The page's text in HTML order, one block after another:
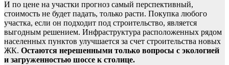
И по цене на участки прогноз самый перспективный,
стоимость не будет падать, только расти. Покупка любого
участка, если он подходит под строительство, является
выгодным решением. Инфраструктура расположенных рядом
населенных пунктов улучшается за счет строительства новых
ЖК. Остаются нерешенными только вопросы с экологией
и загруженностью шоссе к столице.